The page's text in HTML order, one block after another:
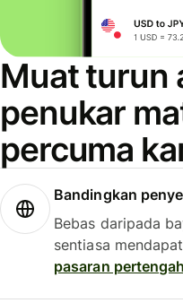
Muat turun
penukar
percuma
Bandingkan
Bebas daripada
sentiasa mendapat
pasaran